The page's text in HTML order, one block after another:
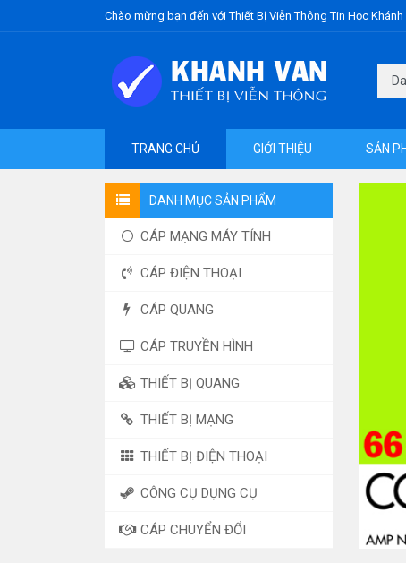
Chào mừng bạn đến với Thiết Bị Viễn Thông Tin Học
TRANG CHỦ GIỚI THIỆU SẢN
DANH MỤC SẢN PHẨM
CÁP MẠNG MÁY TÍNH
CÁP ĐIỆN THOẠI
CÁP QUANG
CÁP TRUYỀN HÌNH
THIẾT BỊ QUANG
THIẾT BỊ MẠNG
THIẾT BỊ ĐIỆN THOẠI
CÔNG CỤ DỤNG CỤ
CÁP CHUYỂN ĐỔI